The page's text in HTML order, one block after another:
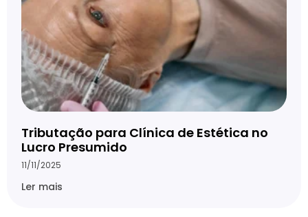
Tributação para Clínica de Estética no
Lucro Presumido
11/11/2025
Ler mais